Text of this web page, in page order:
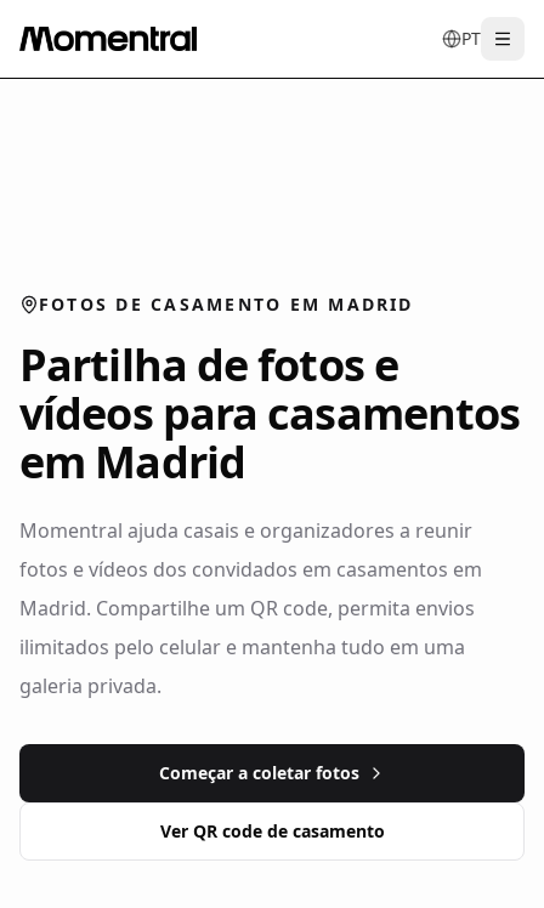
PT
entr dees
FOTOS DE CASAMENTO EM MADRID
Partilha de fotos e
vídeos para casamentos
em Madrid
Momentral ajuda casais e organizadores a reunir
fotos e vídeos dos convidados em casamentos em
Madrid. Compartilhe um QR code, permita envios
ilimitados pelo celular e mantenha tudo em uma
galeria privada.
Começar a coletar fotos
Ver QR code de casamento